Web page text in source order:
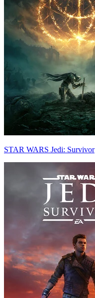
STAR WARS Jedi: Survivor